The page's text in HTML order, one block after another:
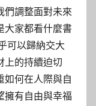
們調整面對未來
大家都看什麼書
可以歸納交大
上的持續迫切
如何在人際與自
擁有自由與幸福